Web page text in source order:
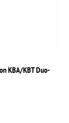
KBA/KBT Duo-